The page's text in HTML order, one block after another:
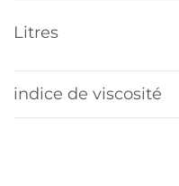
Litres
indice de viscosité